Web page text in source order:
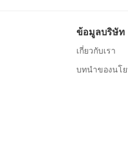
ข้อมูลบริษัท
เกี่ยวกับเรา
บทนำของนโ